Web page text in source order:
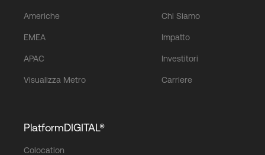
Americhe
EMEA
APAC
Visualizza Metro
Chi Siamo
Impatto
Investitori
Carriere
PlatformDIGITAL®
Colocation